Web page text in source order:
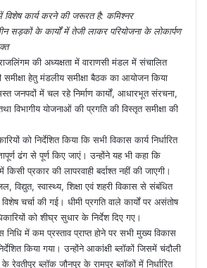
विशेष कार्य करने की जरूरत है: कमिश्नर
सड़कों के कार्यों में तेजी लाकर परियोजना के लोकार्पण
की अध्यक्षता में वाराणसी मंडल में संचालित
समीक्षा हेतु मंडलीय समीक्षा बैठक का आयोजन किया
में चल रहे निर्माण कार्यों, आधारभूत संरचना,
विभागीय योजनाओं की प्रगति की विस्तृत समीक्षा की
को निर्देशित किया कि सभी विकास कार्य निर्धारित
ढंग से पूर्ण किए जाएं। उन्होंने यह भी कहा कि
प्रकार की लापरवाही बर्दाश्त नहीं की जाएगी।
विद्युत, स्वास्थ्य, शिक्षा एवं शहरी विकास से संबंधित
चर्चा की गई। धीमी प्रगति वाले कार्यों पर असंतोष
को शीघ्र सुधार के निर्देश दिए गए।
निधि में कम प्रस्ताव प्राप्त होने पर सभी मुख्य विकास
किया गया। उन्होंने आकांक्षी ब्लॉकों जिसमें चंदौली
रेवतीपुर ब्लॉक जौनपुर के रामपुर ब्लॉकों में निर्धारित